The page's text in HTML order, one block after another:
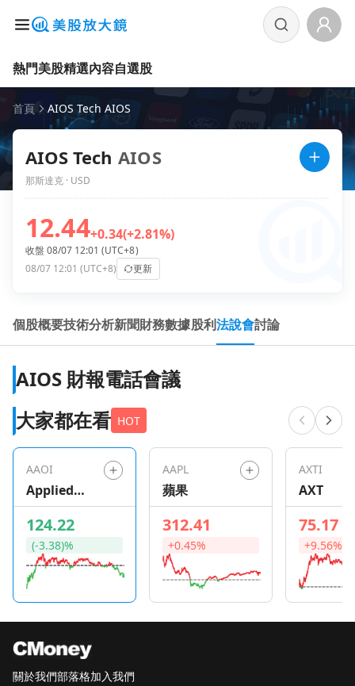
熱門美股精選內容自選股
首頁 AIOS Tech AIOS
AIOS Tech AIOS
那斯達克 · USD
12.44+0.34(+2.81%)
收盤 08/07 12:01 (UTC+8)
08/07 12:01 (UTC+8)
更新
個股概要技術分析新聞財務數據股利法說會討論
AIOS 財報電話會議
大家都在看 HOT
AAOI
Applied
Optoelectro
nics
124.22
(-3.38)%
AAPL
蘋果
312.41
+0.45%
AXTI
AXT
75.17
+9.56%
關於我們部落格加入我們